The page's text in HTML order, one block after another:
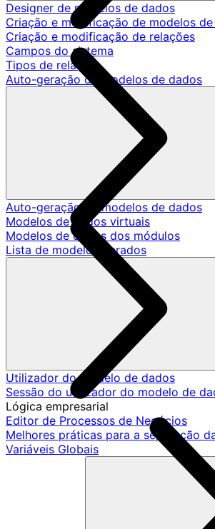
Designer de modelos de dados
Criação e modificação de modelos
Criação e modificação de relações
Campos do sistema
Tipos de relação
Auto-geração de modelos de dados
Auto-geração de modelos de dados
Modelos de dados virtuais
Modelos de dados dos módulos
Lista de modelos gerados
Utilizador do modelo de dados
Sessão do utilizador do modelo de
Lógica empresarial
Editor de Processos de Negócios
Melhores práticas para a separação
Variáveis Globais